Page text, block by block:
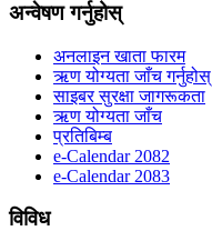
अन्वेषण गर्नुहोस्
अनलाइन खाता फारम
ऋण योग्यता जाँच गर्नुहोस्
साइबर सुरक्षा जागरूकता
ऋण योग्यता जाँच
प्रतिबिम्ब
e-Calendar 2082
e-Calendar 2083
विविध